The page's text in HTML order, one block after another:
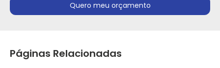
Quero meu orçamento
Páginas Relacionadas